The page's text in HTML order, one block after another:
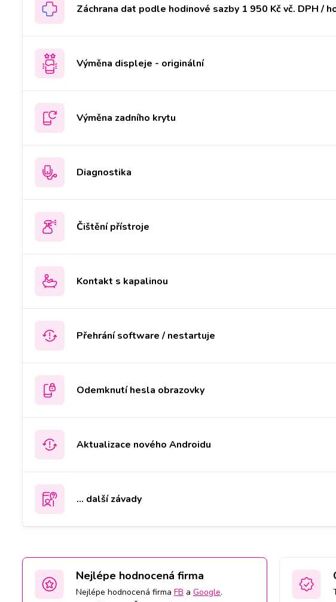
Záchrana dat podle hodinové sazby 1 950 Kč vč. DPH /
Výměna displeje - originální
Výměna zadního krytu
Diagnostika
Čištění přístroje
Kontakt s kapalinou
Přehrání software / nestartuje
Odemknutí hesla obrazovky
Aktualizace nového Androidu
... další závady
Nejlépe hodnocená firma
Nejlépe hodnocená firma FB a Google.